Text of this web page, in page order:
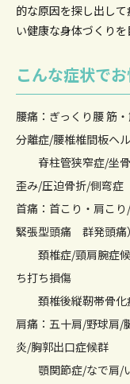
的な原因を探し出し
い健康な身体づくりを
こんな症状で
腰痛：ぎっくり腰 筋
分離症/腰椎椎間板ヘ
脊柱管狭窄症/坐骨
歪み/圧迫骨折/側弯症
首痛：首こり・肩こ
緊張型頭痛 群発頭痛）
頚椎症/頸肩腕症候
ち打ち損傷
頚椎後縦靭帯骨化
肩痛：五十肩/野球肩/
炎/胸郭出口症候群
顎関節症/なで肩/